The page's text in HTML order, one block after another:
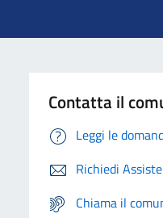
Contatta il
Leggi le
Richiedi
Chiama il